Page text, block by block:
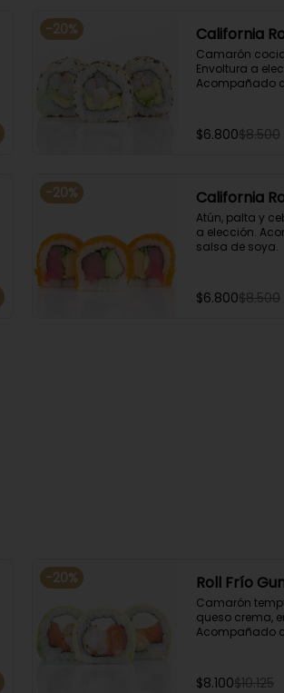
-20% California
Camarón
Envoltura a
Acompañado
$6.800$8.500
-20% California
Atún, palta y
a elección.
salsa de soya.
$6.800$8.500
-20% Roll Frío
Camarón
queso crema,
Acompañado
$8.100$10.125